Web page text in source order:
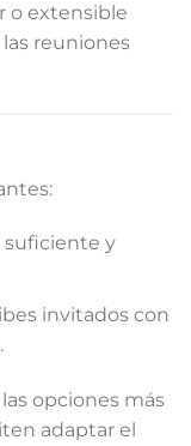
o extensible
reuniones
suficiente y
invitados con
opciones más
adaptar el